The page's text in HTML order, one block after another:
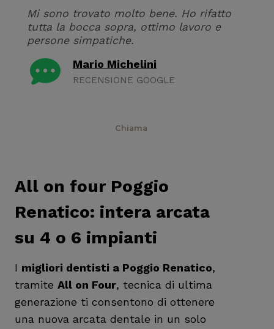
Mi sono trovato molto bene. Ho rifatto
tutta la bocca sopra, ottimo lavoro e
persone simpatiche.
Mario Michelini
RECENSIONE GOOGLE
Chiama
All on four Poggio
Renatico: intera arcata
su 4 o 6 impianti
I migliori dentisti a Poggio Renatico,
tramite All on Four, tecnica di ultima
generazione ti consentono di ottenere
una nuova arcata dentale in un solo